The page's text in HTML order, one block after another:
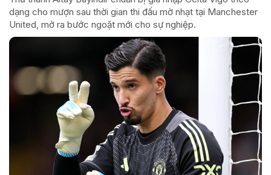
dạng cho mượn sau thời gian thi đấu mờ nhạt tại Manchester
United, mở ra bước ngoặt mới cho sự nghiệp.